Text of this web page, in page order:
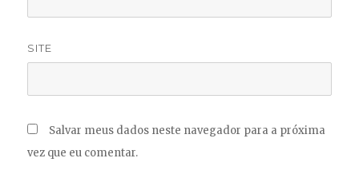
SITE
Salvar meus dados neste navegador para a próxima
vez que eu comentar.